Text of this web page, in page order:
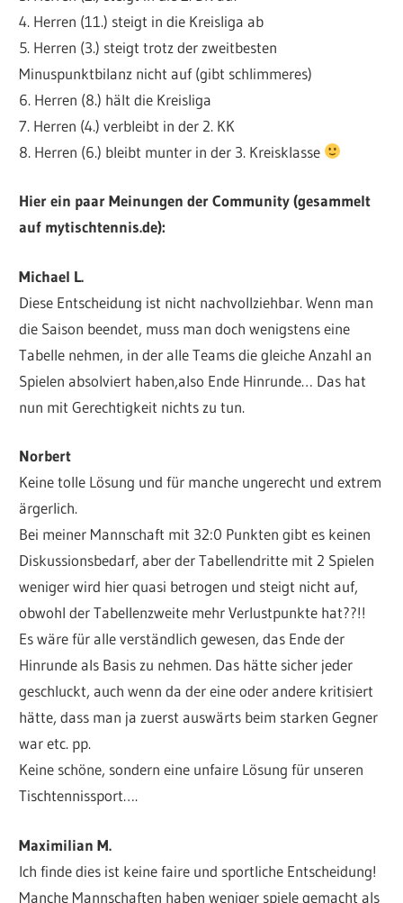
4. Herren (11.) steigt in die Kreisliga ab
5. Herren (3.) steigt trotz der zweitbesten
Minuspunktbilanz nicht auf (gibt schlimmeres)
6. Herren (8.) hält die Kreisliga
7. Herren (4.) verbleibt in der 2. KK
8. Herren (6.) bleibt munter in der 3. Kreisklasse
Hier ein paar Meinungen der Community (gesammelt
auf mytischtennis.de):
Michael L.
Diese Entscheidung ist nicht nachvollziehbar. Wenn man
die Saison beendet, muss man doch wenigstens eine
Tabelle nehmen, in der alle Teams die gleiche Anzahl an
Spielen absolviert haben,also Ende Hinrunde… Das hat
nun mit Gerechtigkeit nichts zu tun.
Norbert
Keine tolle Lösung und für manche ungerecht und extrem
ärgerlich.
Bei meiner Mannschaft mit 32:0 Punkten gibt es keinen
Diskussionsbedarf, aber der Tabellendritte mit 2 Spielen
weniger wird hier quasi betrogen und steigt nicht auf,
obwohl der Tabellenzweite mehr Verlustpunkte hat??!!
Es wäre für alle verständlich gewesen, das Ende der
Hinrunde als Basis zu nehmen. Das hätte sicher jeder
geschluckt, auch wenn da der eine oder andere kritisiert
hätte, dass man ja zuerst auswärts beim starken Gegner
war etc. pp.
Keine schöne, sondern eine unfaire Lösung für unseren
Tischtennissport….
Maximilian M.
Ich finde dies ist keine faire und sportliche Entscheidung!
Manche Mannschaften haben weniger spiele gemacht als